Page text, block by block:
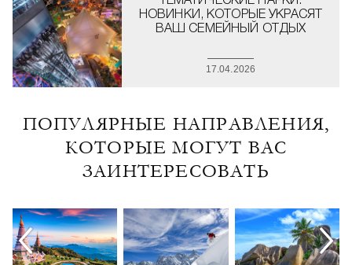
НОВИНКИ, КОТОРЫЕ УКРАСЯТ
ВАШ СЕМЕЙНЫЙ ОТДЫХ
17.04.2026
ПОПУЛЯРНЫЕ НАПРАВЛЕНИЯ,
КОТОРЫЕ МОГУТ ВАС
ЗАИНТЕРЕСОВАТЬ